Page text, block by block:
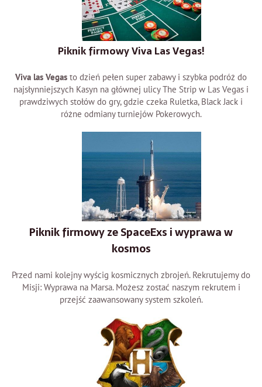
Piknik firmowy Viva Las Vegas!
Viva las Vegas to dzień pełen super zabawy i szybka podróż do
najsłynniejszych Kasyn na głównej ulicy The Strip w Las Vegas i
prawdziwych stołów do gry, gdzie czeka Ruletka, Black Jack i
różne odmiany turniejów Pokerowych.
Piknik firmowy ze SpaceExs i wyprawa w
kosmos
Przed nami kolejny wyścig kosmicznych zbrojeń. Rekrutujemy do
Misji: Wyprawa na Marsa. Możesz zostać naszym rekrutem i
przejść zaawansowany system szkoleń.